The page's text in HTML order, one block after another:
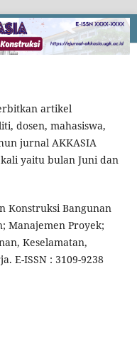
artikel
dosen, mahasiswa,
jurnal AKKASIA
yaitu bulan Juni dan
Konstruksi Bangunan
Manajemen Proyek;
Keselamatan,
E-ISSN : 3109-9238